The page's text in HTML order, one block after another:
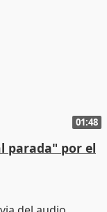
01:48
parada" por el